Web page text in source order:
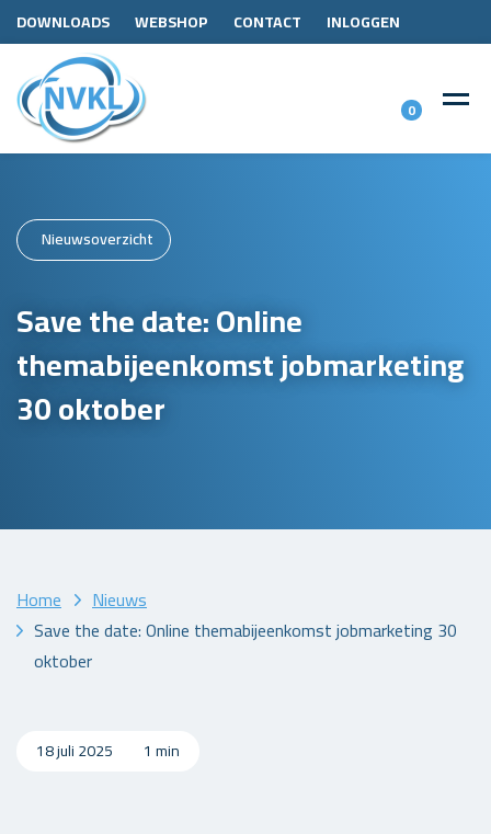
DOWNLOADS WEBSHOP CONTACT INLOGGEN
0
Nieuwsoverzicht
Save the date: Online
themabijeenkomst jobmarketing
30 oktober
Home
Nieuws
Save the date: Online themabijeenkomst jobmarketing 30
oktober
18 juli 2025 1 min